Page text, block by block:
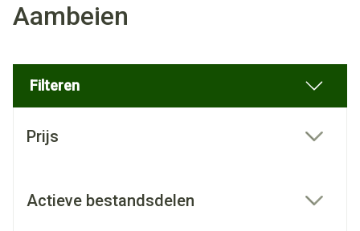
Aambeien
Filteren
Prijs
Actieve bestandsdelen